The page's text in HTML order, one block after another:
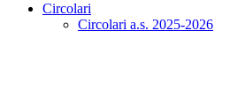
Circolari
Circolari a.s. 2025-2026